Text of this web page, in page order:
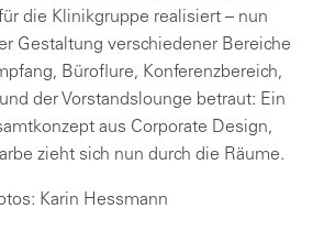
die Klinikgruppe realisiert – nun
Gestaltung verschiedener Bereiche
Büroflure, Konferenzbereich,
der Vorstandslounge betraut: Ein
aus Corporate Design,
zieht sich nun durch die Räume.
Karin Hessmann